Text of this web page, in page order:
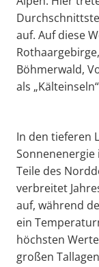
auf. Auf diese
Böhmerwald,
als
In den tieferen
Teile des
verbreitet
auf, während
ein
höchsten
großen